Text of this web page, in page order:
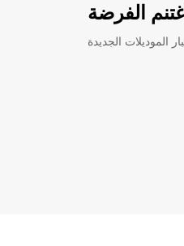
الفرضة
الموديلات الجديدة